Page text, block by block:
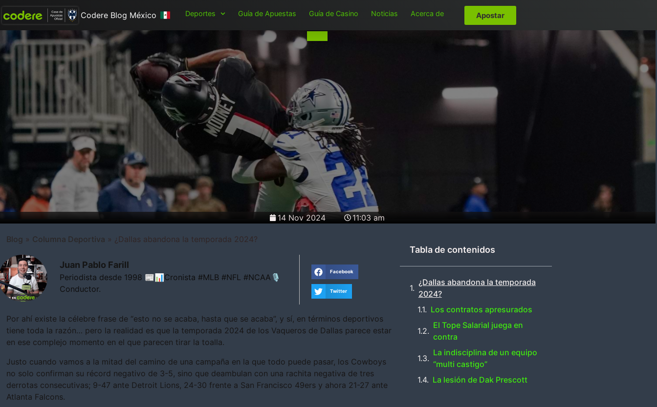
Codere Blog México Deportes Guía de Apuestas Guía de Casino Noticias Acerca de Apostar
14 Nov 2024 11:03 am
Blog » Columna Deportiva » ¿Dallas abandona la temporada 2024?
Juan Pablo Farill
Periodista desde 1998 📰📊Cronista #MLB #NFL #NCAA🎙
Conductor.
Facebook
Twitter
Por ahí existe la célebre frase de “esto no se acaba, hasta que se acaba”, y sí, en términos deportivos
tiene toda la razón… pero la realidad es que la temporada 2024 de los Vaqueros de Dallas parece estar
en ese complejo momento en el que parecen tirar la toalla.
Justo cuando vamos a la mitad del camino de una campaña en la que todo puede pasar, los Cowboys
no solo confirman su récord negativo de 3-5, sino que deambulan con una rachita negativa de tres
derrotas consecutivas; 9-47 ante Detroit Lions, 24-30 frente a San Francisco 49ers y ahora 21-27 ante
Atlanta Falcons.
Tabla de contenidos
¿Dallas abandona la temporada
2024?
Los contratos apresurados
El Tope Salarial juega en
contra
La indisciplina de un equipo
“multi castigo”
La lesión de Dak Prescott